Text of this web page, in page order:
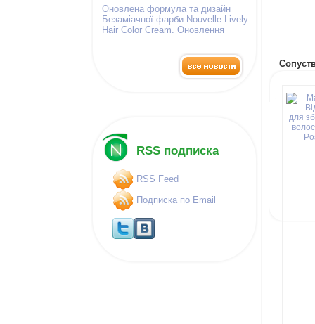
Оновлена формула та дизайн
Безаміачної фарби Nouvelle Lively
Hair Color Cream. Оновлення
RSS подписка
RSS Feed
Подписка по Email